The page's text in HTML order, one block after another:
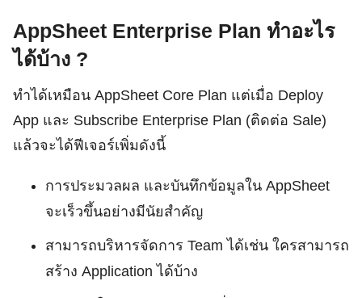
AppSheet Enterprise Plan ทำอะไร
ได้บ้าง ?
ทำได้เหมือน AppSheet Core Plan แต่เมื่อ Deploy
App และ Subscribe Enterprise Plan (ติดต่อ Sale)
แล้วจะได้ฟีเจอร์เพิ่มดังนี้
การประมวลผล และบันทึกข้อมูลใน AppSheet
จะเร็วขึ้นอย่างมีนัยสำคัญ
สามารถบริหารจัดการ Team ได้เช่น ใครสามารถ
สร้าง Application ได้บ้าง